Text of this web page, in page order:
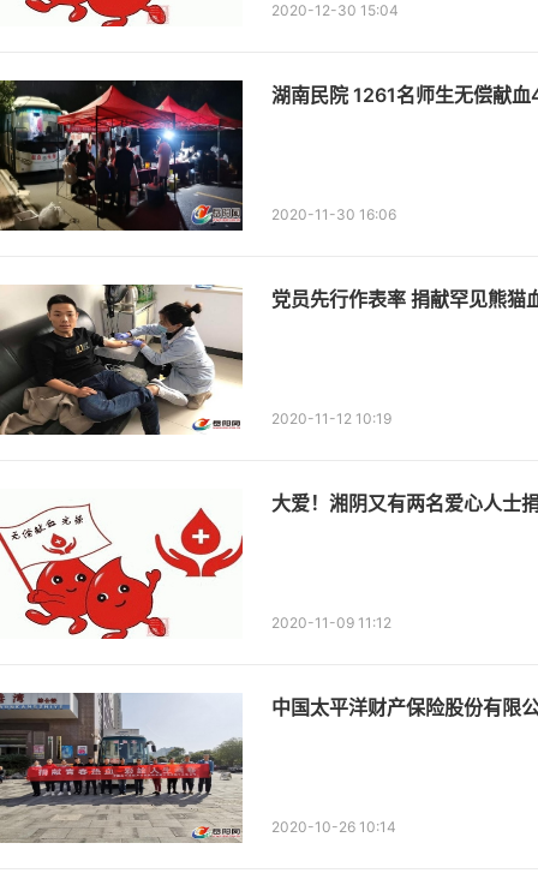
2020-12-30 15:04
湖南民院 1261名师生无偿献
2020-11-30 16:06
党员先行作表率 捐献罕见熊猫
2020-11-12 10:19
大爱！湘阴又有两名爱心人士
2020-11-09 11:12
中国太平洋财产保险股份有限
2020-10-26 10:14